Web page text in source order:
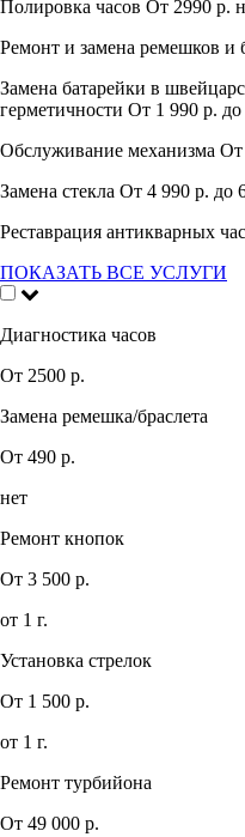
Полировка часов От 2990 р.
Ремонт и замена ремешков и
Замена батарейки в
герметичности От 1 990 р.
Обслуживание механизма От
Замена стекла От 4 990 р. до
Реставрация антикварных
ПОКАЗАТЬ ВСЕ УСЛУГИ
Диагностика часов
От 2500 р.
Замена ремешка/браслета
От 490 р.
нет
Ремонт кнопок
От 3 500 р.
от 1 г.
Установка стрелок
От 1 500 р.
от 1 г.
Ремонт турбийона
От 49 000 р.